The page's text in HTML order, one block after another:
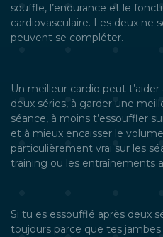
souffle, l’endurance et le
cardiovasculaire. Les deux ne
peuvent se compléter.
Un meilleur cardio peut
deux séries, à garder une
séance, à moins t’essouffler
et à mieux encaisser le
particulièrement vrai sur les
training ou les entraînements
Si tu es essoufflé après deux
toujours parce que tes